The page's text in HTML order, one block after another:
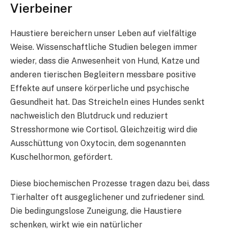
Vierbeiner
Haustiere bereichern unser Leben auf vielfältige
Weise. Wissenschaftliche Studien belegen immer
wieder, dass die Anwesenheit von Hund, Katze und
anderen tierischen Begleitern messbare positive
Effekte auf unsere körperliche und psychische
Gesundheit hat. Das Streicheln eines Hundes senkt
nachweislich den Blutdruck und reduziert
Stresshormone wie Cortisol. Gleichzeitig wird die
Ausschüttung von Oxytocin, dem sogenannten
Kuschelhormon, gefördert.
Diese biochemischen Prozesse tragen dazu bei, dass
Tierhalter oft ausgeglichener und zufriedener sind.
Die bedingungslose Zuneigung, die Haustiere
schenken, wirkt wie ein natürlicher